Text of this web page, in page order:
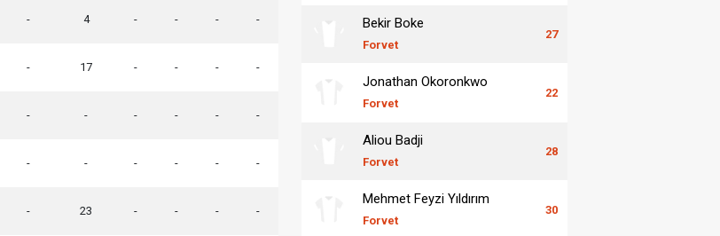
- 4 - - - -
- 17 - - - -
- - - - - -
- - - - - -
- 23 - - - -
Bekir Boke
Forvet
27
Jonathan Okoronkwo
Forvet
22
Aliou Badji
Forvet
28
Mehmet Feyzi Yıldırım
Forvet
30